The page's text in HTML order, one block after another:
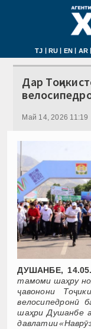
TJ | RU | EN | AR |
Дар
Май 14, 2026 11:19
ДУШАНБЕ, 14.05
тамоми шаҳру
ҷавонони
велосипедронӣ
шаҳри Душанбе
давлатии